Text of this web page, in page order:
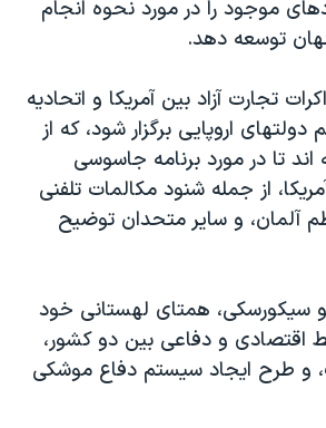
موجود را در مورد نحوه انجام
توسعه دهد.
تجارت آزاد بین آمریکا و اتحادیه
اروپایی برگزار شود، که از
تا در مورد برنامه جاسوسی
از جمله شنود مکالمات تلفنی
آلمان، و سایر متحدان توضیح
سیکورسکی، همتای لهستانی خود
اقتصادی و دفاعی بین دو کشور،
و طرح ایجاد سیستم دفاع موشکی